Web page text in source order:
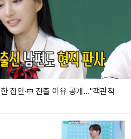
집안·中 진출 이유 공개..."객관적